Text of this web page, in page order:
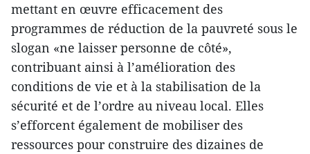
mettant en œuvre efficacement des
programmes de réduction de la pauvreté sous le
slogan «ne laisser personne de côté»,
contribuant ainsi à l’amélioration des
conditions de vie et à la stabilisation de la
sécurité et de l’ordre au niveau local. Elles
s’efforcent également de mobiliser des
ressources pour construire des dizaines de